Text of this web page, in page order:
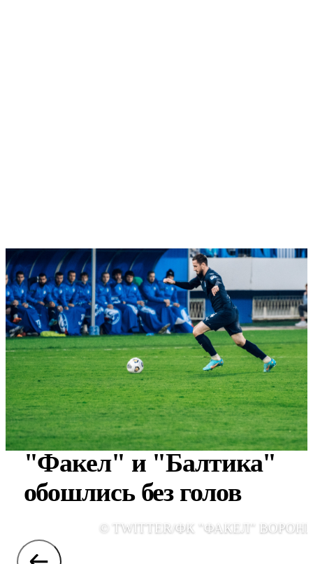
"Факел" и "Балтика"
обошлись без голов
© TWITTER/ФК "ФАКЕЛ"